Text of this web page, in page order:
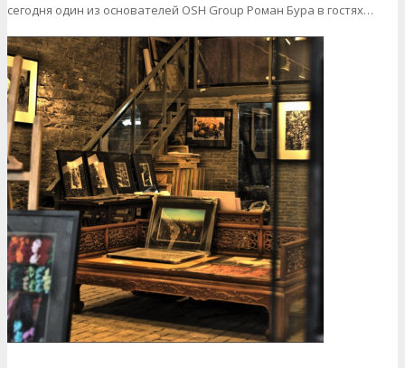
сегодня один из основателей OSH Group Роман Бура в гостях…